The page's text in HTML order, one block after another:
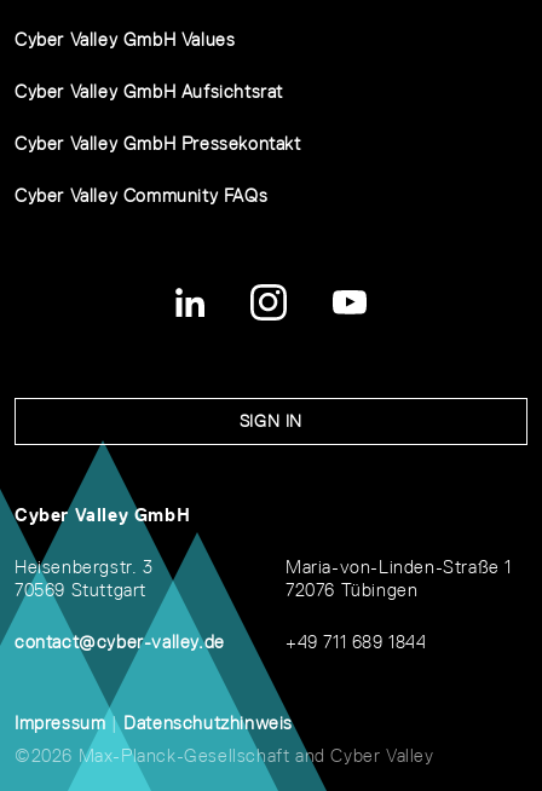
Cyber Valley GmbH Values
Cyber Valley GmbH Aufsichtsrat
Cyber Valley GmbH Pressekontakt
Cyber Valley Community FAQs
SIGN IN
Cyber Valley GmbH
Heisenbergstr. 3
70569 Stuttgart
contact@cyber-valley.de
Maria-von-Linden-Straße 1
72076 Tübingen
+49 711 689 1844
Impressum | Datenschutzhinweis
©2026 Max-Planck-Gesellschaft and Cyber Valley